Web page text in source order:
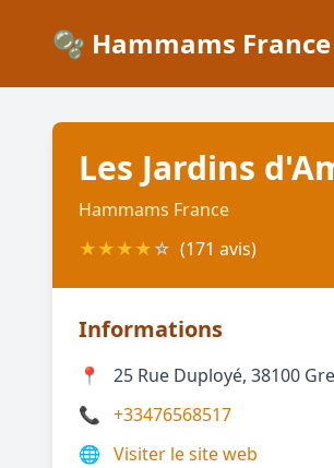
🫧 Hammams France
Les Jardins
Hammams France
★★★★☆ (171 avis)
Informations
📍
25 Rue Duployé, 38100
📞 +33476568517
🌐 Visiter le site web